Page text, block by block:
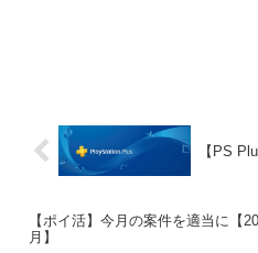
【PS
【ポイ活】今月の案件を適当に【
月】